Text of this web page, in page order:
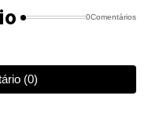
0Comentários
(0)